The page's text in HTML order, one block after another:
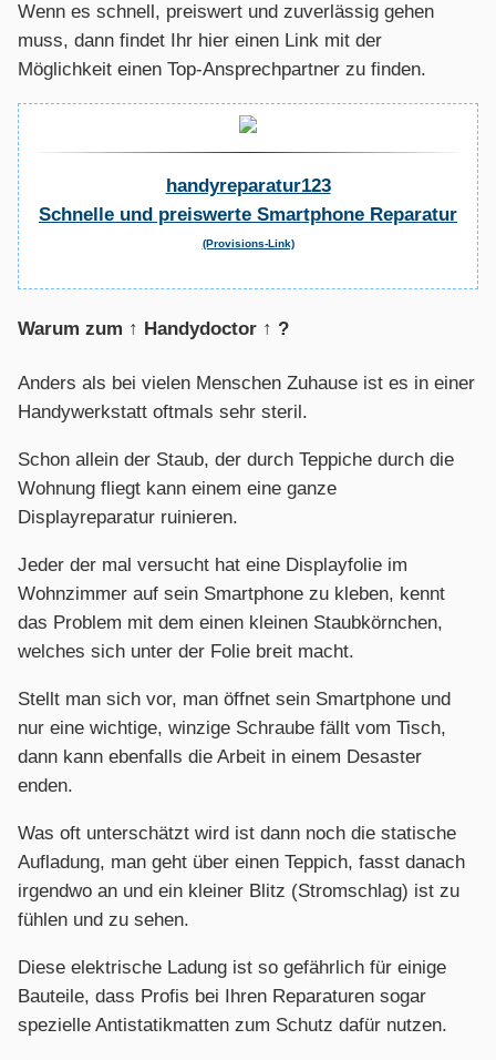
Wenn es schnell, preiswert und zuverlässig gehen
muss, dann findet Ihr hier einen Link mit der
Möglichkeit einen Top-Ansprechpartner zu finden.
handyreparatur123
Schnelle und preiswerte Smartphone Reparatur
(Provisions-Link)
Warum zum ↑ Handydoctor ↑ ?
Anders als bei vielen Menschen Zuhause ist es in einer
Handywerkstatt oftmals sehr steril.
Schon allein der Staub, der durch Teppiche durch die
Wohnung fliegt kann einem eine ganze
Displayreparatur ruinieren.
Jeder der mal versucht hat eine Displayfolie im
Wohnzimmer auf sein Smartphone zu kleben, kennt
das Problem mit dem einen kleinen Staubkörnchen,
welches sich unter der Folie breit macht.
Stellt man sich vor, man öffnet sein Smartphone und
nur eine wichtige, winzige Schraube fällt vom Tisch,
dann kann ebenfalls die Arbeit in einem Desaster
enden.
Was oft unterschätzt wird ist dann noch die statische
Aufladung, man geht über einen Teppich, fasst danach
irgendwo an und ein kleiner Blitz (Stromschlag) ist zu
fühlen und zu sehen.
Diese elektrische Ladung ist so gefährlich für einige
Bauteile, dass Profis bei Ihren Reparaturen sogar
spezielle Antistatikmatten zum Schutz dafür nutzen.